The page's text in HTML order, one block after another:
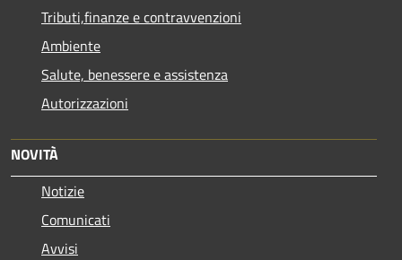
Tributi,finanze e contravvenzioni
Ambiente
Salute, benessere e assistenza
Autorizzazioni
NOVITÀ
Notizie
Comunicati
Avvisi